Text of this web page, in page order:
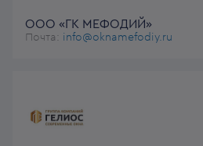
ООО «ГК МЕФОДИЙ»
Почта: info@oknamefodiy.ru